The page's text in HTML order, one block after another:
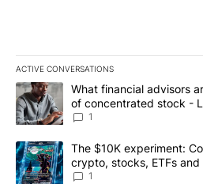
ACTIVE CONVERSATIONS
The following is a list of the most
A trending article titled "What
What financial advisors
of concentrated stock -
1
A trending article titled "The $10K
The $10K experiment:
crypto, stocks, ETFs
8
1